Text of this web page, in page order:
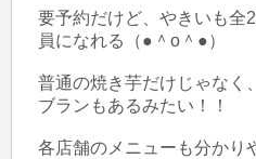
要予約だけど、やきいも全
員になれる（●＾o＾●）
普通の焼き芋だけじゃなく
ブランもあるみたい！！
各店舗のメニューも分かり